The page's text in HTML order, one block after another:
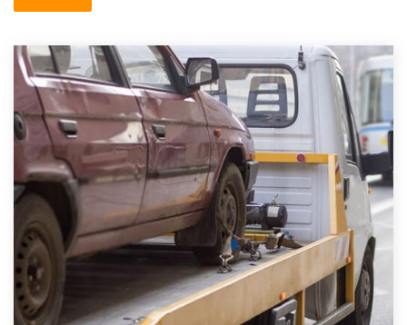
U kunt er ook voor kiezen om direct uw sloopauto te
verkopen en op te laten halen door de Sloopauto
Ophaaldienst van Autosloperijen.nl. Wij kunnen uw
auto gratis ophalen in Epe. Neem telefonisch
contact op of maak een terugbelafspraak. Wilt u
direct een tweedehands auto onderdelen offerte
aanvragen? Dat kan via de Onderdelenlijn! Vul uw
kenteken in en druk op verzenden.
Wij kunnen u helpen met de inkoop van auto's van
eigenlijk alle merken, zoals Alfa Romeo, Audi, BMW,
Chevrolet, Citroën, Dacia, Fiat, Ford, Honda, Hyundai,